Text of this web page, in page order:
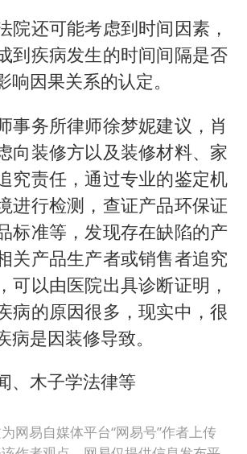
院还可能考虑到时间因素，
到疾病发生的时间间隔是否
响因果关系的认定。
事务所律师徐梦妮建议，肖
向装修方以及装修材料、家
究责任，通过专业的鉴定机
进行检测，查证产品环保证
标准等，发现存在缺陷的产
关产品生产者或销售者追究
可以由医院出具诊断证明，
病的原因很多，现实中，很
病是因装修导致。
、木子学法律等
网易自媒体平台“网易号”作者上传